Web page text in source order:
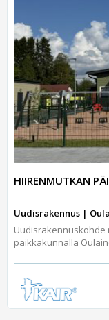
HIIRENMUTKAN
Uudisrakennus |
paikkakunnalla